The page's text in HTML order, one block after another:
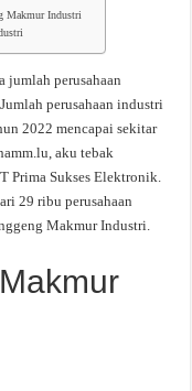
Makmur Industri
jumlah perusahaan
perusahaan industri
2022 mencapai sekitar
aku tebak
Prima Sukses Elektronik.
29 ribu perusahaan
Makmur Industri.